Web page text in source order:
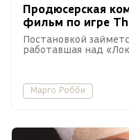
Продюсерская
фильм по игре
Постановкой
работавшая над
Марго Робби